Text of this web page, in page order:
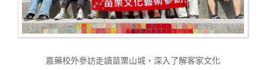
嘉藥校外參訪走讀苗栗山城，深入了解客家文化